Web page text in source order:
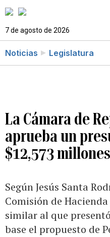
7 de agosto de 2026
Noticias Legislatura
La Cámara de
aprueba un
$12,573 millones
Según Jesús Santa
Comisión de
similar al que
base el propuesto de